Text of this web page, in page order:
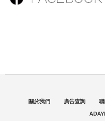
關於我們 廣告查詢